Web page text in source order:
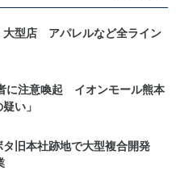
大型店 アパレルなど全ライン
に注意喚起 イオンモール熊本
い」
旧本社跡地で大型複合開発